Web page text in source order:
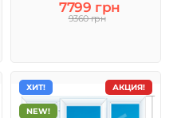
7799 грн
9360 грн
АКЦИЯ!
ХИТ!
NEW!